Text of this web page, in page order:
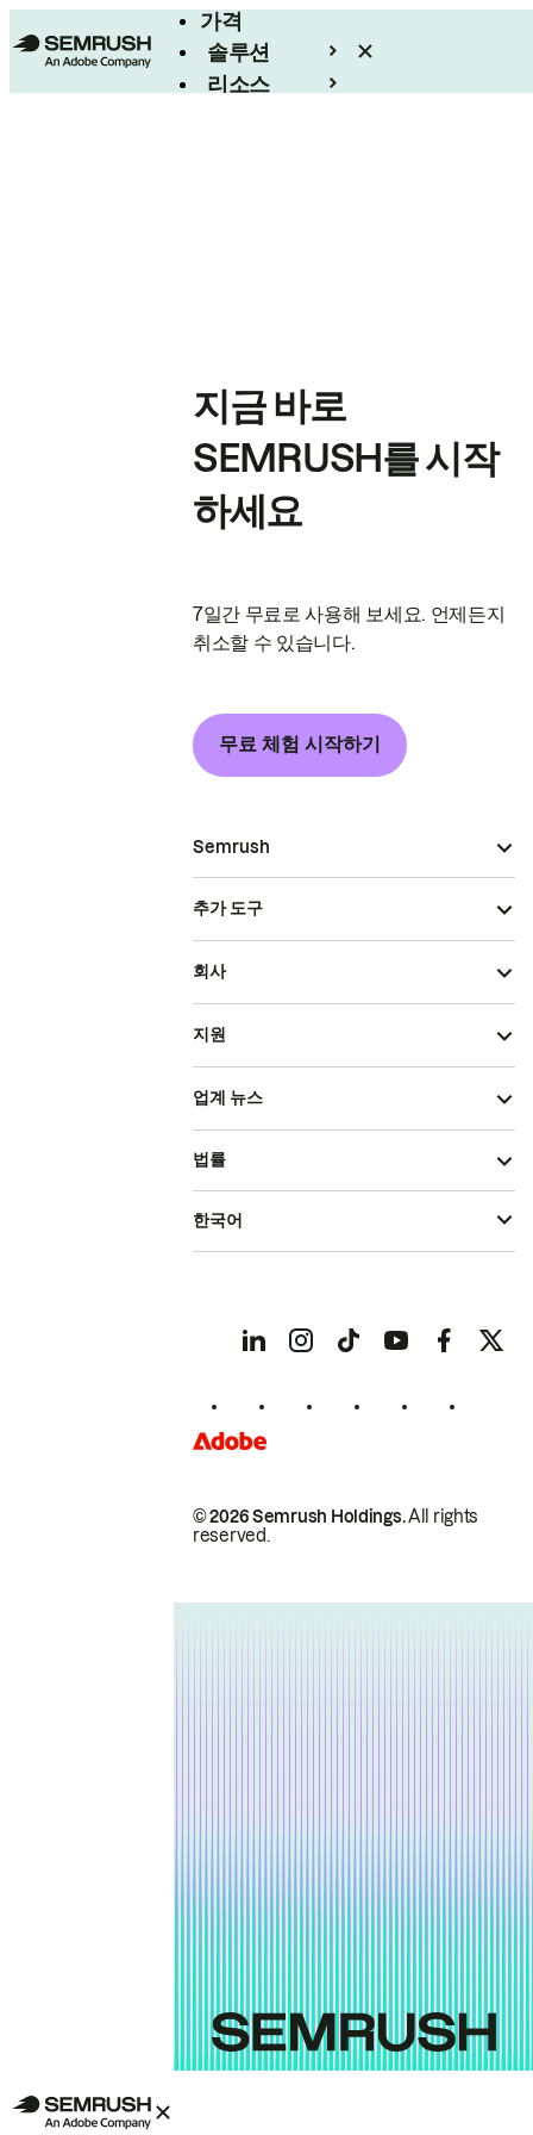
가격
솔루션
리소스
지금 바로
SEMRUSH를 시작
하세요
7일간 무료로 사용해 보세요. 언제든지
취소할 수 있습니다.
무료 체험 시작하기
Semrush
추가 도구
회사
지원
업계 뉴스
© 2026 Semrush Holdings.All rights
reserved.
법률
한국어